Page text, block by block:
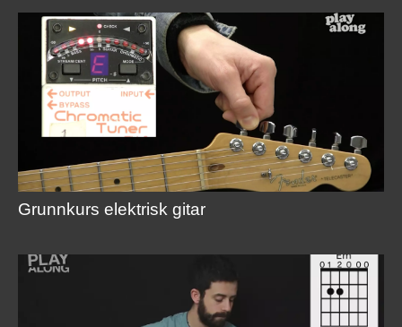
Grunnkurs elektrisk gitar